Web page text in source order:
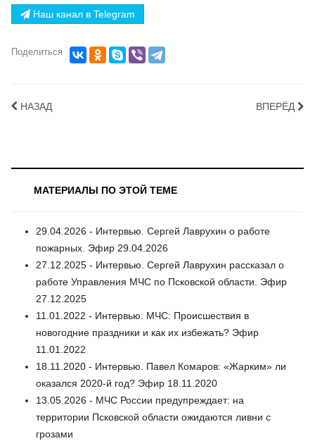
Наш канал в Telegram
Поделиться
НАЗАД ВПЕРЁД
МАТЕРИАЛЫ ПО ЭТОЙ ТЕМЕ
29.04.2026 - Интервью. Сергей Лаврухин о работе
пожарных. Эфир 29.04.2026
27.12.2025 - Интервью. Сергей Лаврухин рассказал о
работе Управления МЧС по Псковской области. Эфир
27.12.2025
11.01.2022 - Интервью. МЧС: Происшествия в
новогодние праздники и как их избежать? Эфир
11.01.2022
18.11.2020 - Интервью. Павел Комаров: «Жарким» ли
оказался 2020-й год? Эфир 18.11.2020
13.05.2026 - МЧС России предупреждает: на
территории Псковской области ожидаются ливни с
грозами